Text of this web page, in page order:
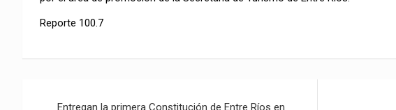
Reporte 100.7
Entregan la primera Constitución de Entre Ríos en